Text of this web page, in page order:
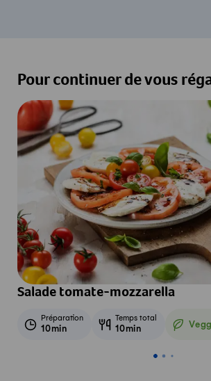
Pour continuer de vous
Salade tomate-mozzarella
Préparation
10min
Temps total
10min Veggie